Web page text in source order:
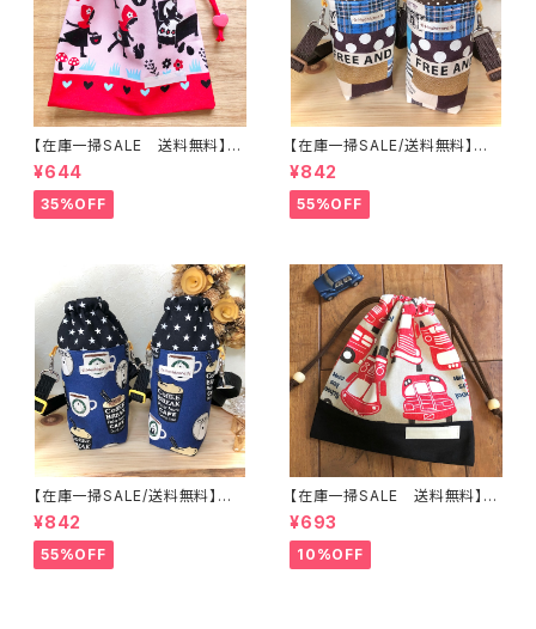
【在庫一掃SALE 送料無料】巾
着袋(中)29×24cm【赤ずきんち
ゃんシルエット柄】★KC.6 女
の子 ｜通園通学用のかわいい
巾着袋や入園オーダーHoshiz
¥644
35%OFF
【在庫一掃SALE/送料無料】洗
える保温保冷ペットボトルカバー
＆水筒ホルダー☆子供用★PS.
3839｜通園用のかわいいトー
トバッグや子供スモックHoshiz
¥842
55%OFF
【在庫一掃SALE/送料無料】洗
える保温保冷ペットボトルカバー
＆水筒ホルダー【白くまコーヒ
ー】子供用★PS.4445｜通園用
のかわいいトートバッグや子供ス
¥842
55%OFF
【在庫一掃SALE 送料無料】巾
着袋(小)☆20×19cm レッド【ス
クールバス柄】★ KU.5758
車 乗り物 くるま school bu
s のりもの｜通園通学用のかわ
¥693
10%OFF